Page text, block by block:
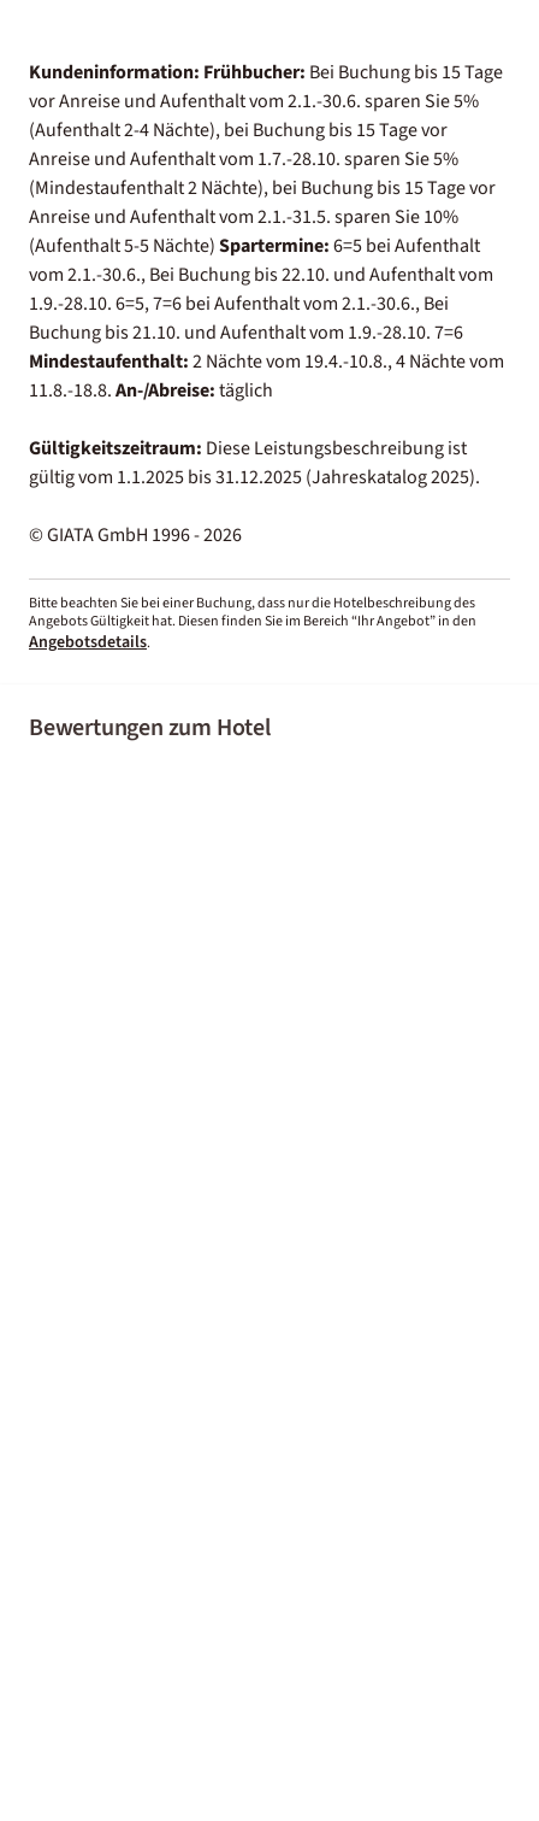
Kundeninformation: Frühbucher: Bei Buchung bis 15 Tage
vor Anreise und Aufenthalt vom 2.1.-30.6. sparen Sie 5%
(Aufenthalt 2-4 Nächte), bei Buchung bis 15 Tage vor
Anreise und Aufenthalt vom 1.7.-28.10. sparen Sie 5%
(Mindestaufenthalt 2 Nächte), bei Buchung bis 15 Tage vor
Anreise und Aufenthalt vom 2.1.-31.5. sparen Sie 10%
(Aufenthalt 5-5 Nächte)Spartermine:6=5 bei Aufenthalt
vom 2.1.-30.6., Bei Buchung bis 22.10. und Aufenthalt vom
1.9.-28.10. 6=5, 7=6 bei Aufenthalt vom 2.1.-30.6., Bei
Buchung bis 21.10. und Aufenthalt vom 1.9.-28.10. 7=6
Mindestaufenthalt:2 Nächte vom 19.4.-10.8., 4 Nächte vom
11.8.-18.8.An-/Abreise:täglich
Gültigkeitszeitraum: Diese Leistungsbeschreibung ist
gültig vom 1.1.2025 bis 31.12.2025 (Jahreskatalog 2025).
© GIATA GmbH 1996 - 2026
Bitte beachten Sie bei einer Buchung, dass nur die Hotelbeschreibung des
Angebots Gültigkeit hat. Diesen finden Sie im Bereich “Ihr Angebot” in den
Angebotsdetails.
Bewertungen zum Hotel